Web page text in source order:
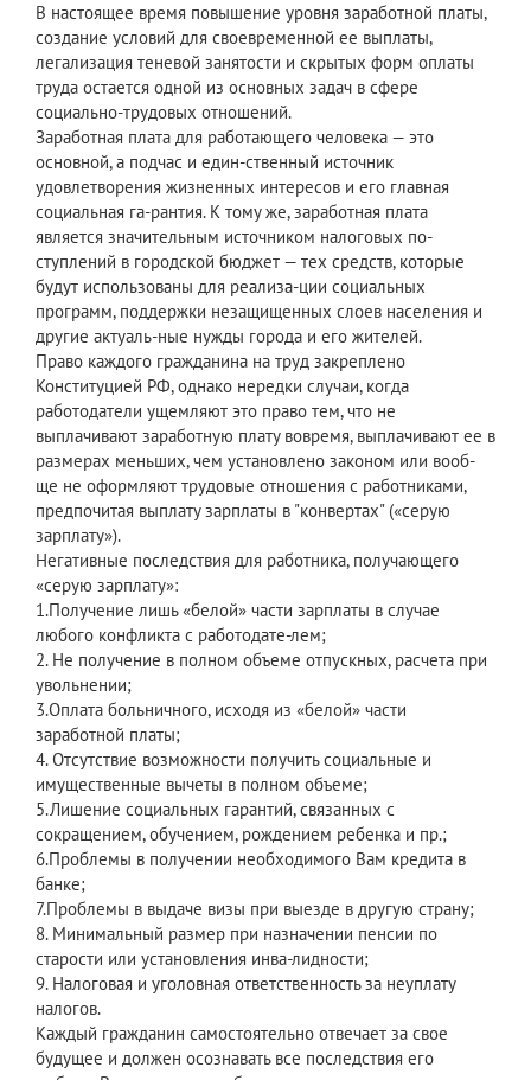
В настоящее время повышение уровня заработной платы,
создание условий для своевременной ее выплаты,
легализация теневой занятости и скрытых форм оплаты
труда остается одной из основных задач в сфере
социально-трудовых отношений.
Заработная плата для работающего человека — это
основной, а подчас и един-ственный источник
удовлетворения жизненных интересов и его главная
социальная га-рантия. К тому же, заработная плата
является значительным источником налоговых по-
ступлений в городской бюджет — тех средств, которые
будут использованы для реализа-ции социальных
программ, поддержки незащищенных слоев населения и
другие актуаль-ные нужды города и его жителей.
Право каждого гражданина на труд закреплено
Конституцией РФ, однако нередки случаи, когда
работодатели ущемляют это право тем, что не
выплачивают заработную плату вовремя, выплачивают ее в
размерах меньших, чем установлено законом или вооб-
ще не оформляют трудовые отношения с работниками,
предпочитая выплату зарплаты в "конвертах" («серую
зарплату»).
Негативные последствия для работника, получающего
«серую зарплату»:
1.Получение лишь «белой» части зарплаты в случае
любого конфликта с работодате-лем;
2. Не получение в полном объеме отпускных, расчета при
увольнении;
3.Оплата больничного, исходя из «белой» части
заработной платы;
4. Отсутствие возможности получить социальные и
имущественные вычеты в полном объеме;
5.Лишение социальных гарантий, связанных с
сокращением, обучением, рождением ребенка и пр.;
6.Проблемы в получении необходимого Вам кредита в
банке;
7.Проблемы в выдаче визы при выезде в другую страну;
8. Минимальный размер при назначении пенсии по
старости или установления инва-лидности;
9. Налоговая и уголовная ответственность за неуплату
налогов.
Каждый гражданин самостоятельно отвечает за свое
будущее и должен осознавать все последствия его